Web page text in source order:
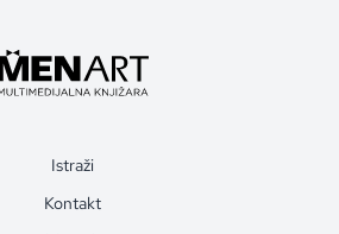
Istraži
Kontakt